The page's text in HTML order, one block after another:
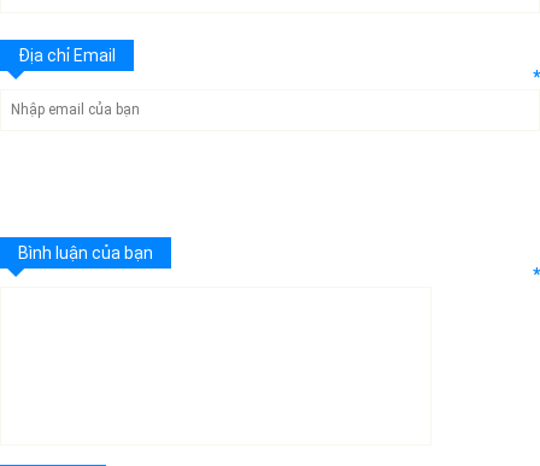
Địa chỉ Email
*
Bình luận của bạn
*